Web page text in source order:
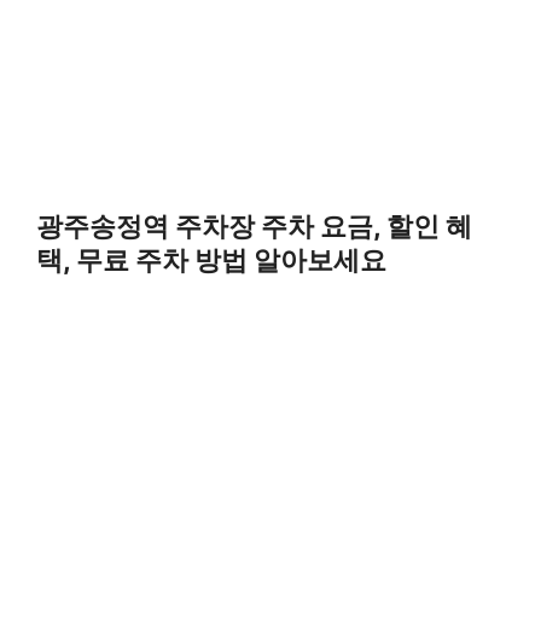
광주송정역 주차장 주차 요금, 할인 혜
택, 무료 주차 방법 알아보세요